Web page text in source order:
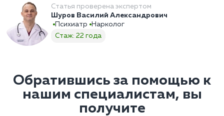
Статья проверена экспертом
Шуров Василий Александрович
Психиатр
Нарколог
Стаж: 22 года
Обратившись за помощью к
нашим специалистам, вы
получите